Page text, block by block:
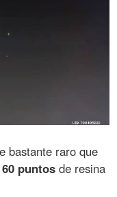
bastante raro que
60 puntos de resina